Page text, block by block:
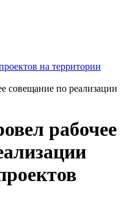
на территории
совещание по реализации
рабочее